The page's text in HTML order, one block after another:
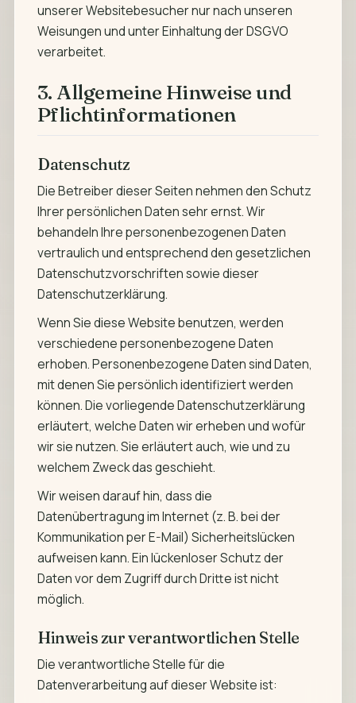
unserer Websitebesucher nur nach unseren
Weisungen und unter Einhaltung der DSGVO
verarbeitet.
3. Allgemeine Hinweise und
Pflichtinformationen
Datenschutz
Die Betreiber dieser Seiten nehmen den Schutz
Ihrer persönlichen Daten sehr ernst. Wir
behandeln Ihre personenbezogenen Daten
vertraulich und entsprechend den gesetzlichen
Datenschutzvorschriften sowie dieser
Datenschutzerklärung.
Wenn Sie diese Website benutzen, werden
verschiedene personenbezogene Daten
erhoben. Personenbezogene Daten sind Daten,
mit denen Sie persönlich identifiziert werden
können. Die vorliegende Datenschutzerklärung
erläutert, welche Daten wir erheben und wofür
wir sie nutzen. Sie erläutert auch, wie und zu
welchem Zweck das geschieht.
Wir weisen darauf hin, dass die
Datenübertragung im Internet (z. B. bei der
Kommunikation per E-Mail) Sicherheitslücken
aufweisen kann. Ein lückenloser Schutz der
Daten vor dem Zugriff durch Dritte ist nicht
möglich.
Hinweis zur verantwortlichen Stelle
Die verantwortliche Stelle für die
Datenverarbeitung auf dieser Website ist: